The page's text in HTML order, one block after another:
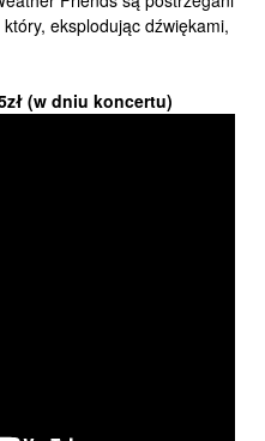
eksplodując dźwiękami,
(w dniu koncertu)